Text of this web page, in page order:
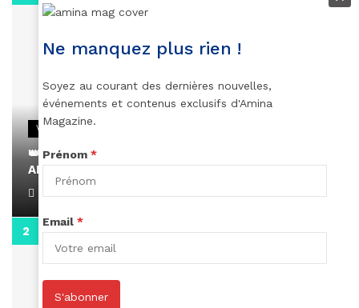
VIDEOS
👑 Remerciements à Ayden pour son message sur
AMINA, le Magazine de la Femme
0:13
Ne manquez plus rien !
Soyez au courant des dernières nouvelles,
événements et contenus exclusifs d'Amina
Magazine.
Prénom *
Email *
S'abonner